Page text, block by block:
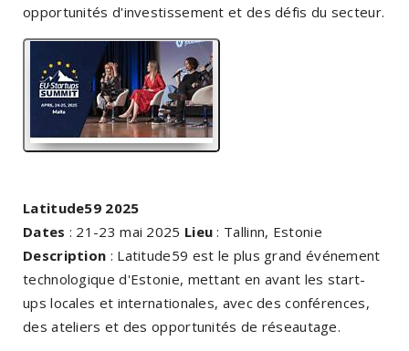
opportunités d'investissement et des défis du secteur.
Latitude59 2025
Dates : 21-23 mai 2025 Lieu : Tallinn, Estonie
Description : Latitude59 est le plus grand événement
technologique d'Estonie, mettant en avant les start-
ups locales et internationales, avec des conférences,
des ateliers et des opportunités de réseautage.